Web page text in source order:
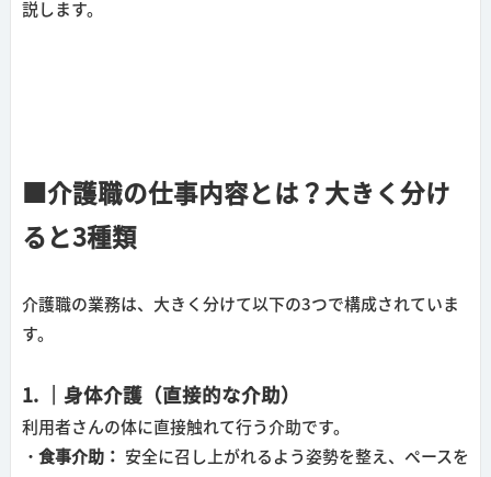
説します。
■介護職の仕事内容とは？大きく分け
ると3種類
介護職の業務は、大きく分けて以下の3つで構成されていま
す。
1. ｜身体介護（直接的な介助）
利用者さんの体に直接触れて行う介助です。
・食事介助：
安全に召し上がれるよう姿勢を整え、ペースを